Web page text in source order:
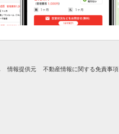
情報提供元 不動産情報に関する免責事項